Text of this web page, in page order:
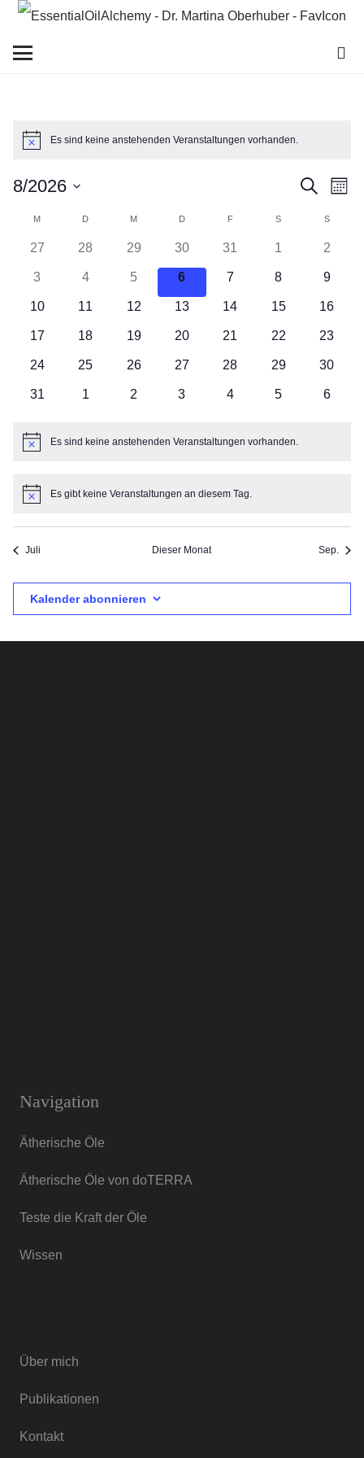
HinweisEs sind keine anstehenden Veranstaltungen vorhanden.
und
Suche
8/2026
Kalender
von
Veranstaltungen
M D DIENSTAGM MITTWOCH
DDONNERSTAG
FFREITAG S S
27 28 29 30 31 1 2
3 4 5 6 7 8 9
10 11 12 13 14 15 16
17 18 19 20 21 22 23
24 25 26 27 28 29 30
31 1 2 3 4 5 6
HinweisEs sind keine anstehenden Veranstaltungen vorhanden.
HinweisEs gibt keine Veranstaltungen an diesem Tag.
Juli Dieser Monat Sep.
Kalender abonnieren
Navigation
Ätherische Öle
Ätherische Öle von doTERRA
Teste die Kraft der Öle
Wissen
Über mich
Publikationen
Kontakt